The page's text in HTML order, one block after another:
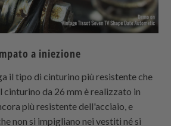
a iniezione
il tipo di cinturino più resistente che
cinturino da 26 mm è realizzato in
più resistente dell'acciaio, e
non si impigliano nei vestiti né si